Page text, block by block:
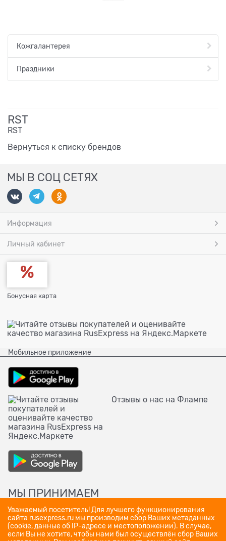
Кожгалантерея
Праздники
RST
RST
Вернуться к списку брендов
МЫ В СОЦ СЕТЯХ
Информация
Личный кабинет
Бонусная карта
Мобильное приложение
Отзывы о нас на Флампе
МЫ ПРИНИМАЕМ
Уважаемый посетитель! Для лучшего функционирования
сайта rusexpress.ru мы производим сбор Ваших метаданных
(cookie, данные об IP-адресе и местоположении). В случае,
если Вы не хотите, чтобы нами был осуществлён сбор Ваших